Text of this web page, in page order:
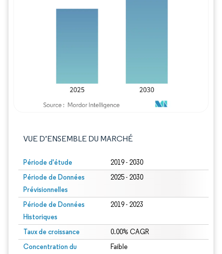
VUE D’ENSEMBLE DU MARCHÉ
Période d'étude 2019 - 2030
Période de Données
Prévisionnelles
2025 - 2030
Période de Données
Historiques
2019 - 2023
Taux de croissance 0.00% CAGR
Concentration du
Faible